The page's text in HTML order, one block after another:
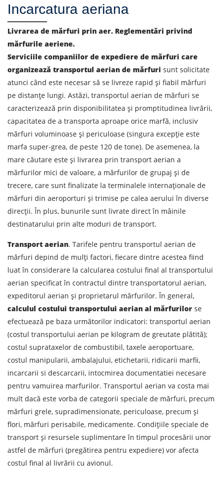
Incarcatura aeriana
Livrarea de mărfuri prin aer. Reglementări privind
mărfurile aeriene.
Serviciile companiilor de expediere de mărfuri care
organizează transportul aerian de mărfuri sunt solicitate
atunci când este necesar să se livreze rapid și fiabil mărfuri
pe distanțe lungi. Astăzi, transportul aerian de mărfuri se
caracterizează prin disponibilitatea și promptitudinea livrării,
capacitatea de a transporta aproape orice marfă, inclusiv
mărfuri voluminoase și periculoase (singura excepție este
marfa super-grea, de peste 120 de tone). De asemenea, la
mare căutare este și livrarea prin transport aerian a
mărfurilor mici de valoare, a mărfurilor de grupaj și de
trecere, care sunt finalizate la terminalele internaționale de
mărfuri din aeroporturi și trimise pe calea aerului în diverse
direcții. În plus, bunurile sunt livrate direct în mâinile
destinatarului prin alte moduri de transport.
Transport aerian. Tarifele pentru transportul aerian de
mărfuri depind de mulți factori, fiecare dintre acestea fiind
luat în considerare la calcularea costului final al transportului
aerian specificat în contractul dintre transportatorul aerian,
expeditorul aerian și proprietarul mărfurilor. În general,
calculul costului transportului aerian al mărfurilor se
efectuează pe baza următorilor indicatori: transportul aerian
(costul transportului aerian pe kilogram de greutate plătită);
costul suprataxelor de combustibil, taxele aeroportuare,
costul manipularii, ambalajului, etichetarii, ridicarii marfii,
incarcarii si descarcarii, intocmirea documentatiei necesare
pentru vamuirea marfurilor. Transportul aerian va costa mai
mult dacă este vorba de categorii speciale de mărfuri, precum
mărfuri grele, supradimensionate, periculoase, precum și
flori, mărfuri perisabile, medicamente. Condițiile speciale de
transport și resursele suplimentare în timpul procesării unor
astfel de mărfuri (pregătirea pentru expediere) vor afecta
costul final al livrării cu avionul.